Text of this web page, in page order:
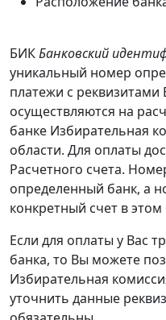
БИКБанковский
уникальный номер
платежи с реквизитами
осуществляются на
банке Избирательная
области. Для оплаты
Расчетного счета.
определенный банк, а
конкретный счет в этом
Если для оплаты у Вас
банка, то Вы можете
Избирательная
уточнить данные